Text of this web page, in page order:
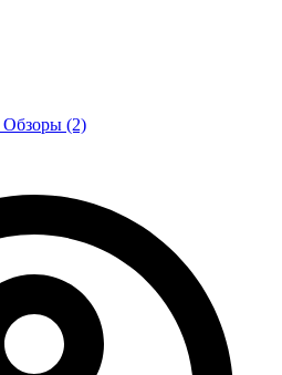
Обзоры (2)